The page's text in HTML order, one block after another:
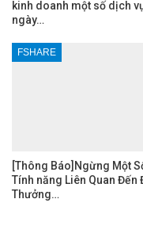
kinh doanh một số dịch
ngày…
FSHARE
[Thông Báo]Ngừng Một
Tính năng Liên Quan Đến
Thưởng…